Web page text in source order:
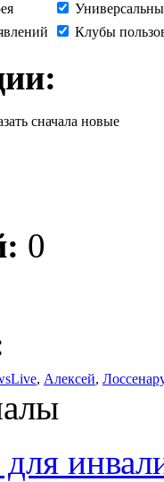
Клубы
сначала новые
0
, Алексей,